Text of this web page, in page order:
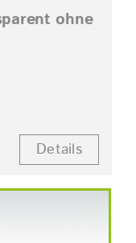
ohne
Details